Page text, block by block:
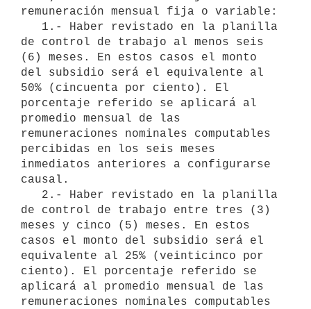
remuneración mensual fija o variable:
de control de trabajo al menos seis
(6) meses. En estos casos el monto
del subsidio será el equivalente al
50% (cincuenta por ciento). El
porcentaje referido se aplicará al
promedio mensual de las
remuneraciones nominales computables
percibidas en los seis meses
inmediatos anteriores a configurarse
causal.
de control de trabajo entre tres (3)
meses y cinco (5) meses. En estos
casos el monto del subsidio será el
equivalente al 25% (veinticinco por
ciento). El porcentaje referido se
aplicará al promedio mensual de las
remuneraciones nominales computables